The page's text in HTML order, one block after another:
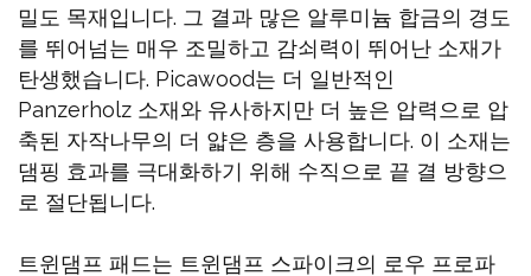
밀도 목재입니다. 그 결과 많은 알루미늄 합금의 경도
를 뛰어넘는 매우 조밀하고 감쇠력이 뛰어난 소재가
탄생했습니다. Picawood는 더 일반적인
Panzerholz 소재와 유사하지만 더 높은 압력으로 압
축된 자작나무의 더 얇은 층을 사용합니다. 이 소재는
댐핑 효과를 극대화하기 위해 수직으로 끝 결 방향으
로 절단됩니다.
트윈댐프 패드는 트윈댐프 스파이크의 로우 프로파